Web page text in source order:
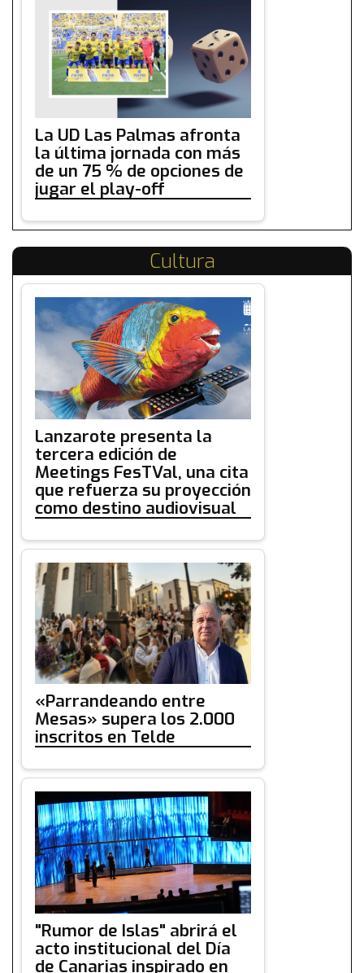
La UD Las Palmas afronta
la última jornada con más
de un 75 % de opciones de
jugar el play-off
Cultura
Lanzarote presenta la
tercera edición de
Meetings FesTVal, una cita
que refuerza su proyección
como destino audiovisual
«Parrandeando entre
Mesas» supera los 2.000
inscritos en Telde
"Rumor de Islas" abrirá el
acto institucional del Día
de Canarias inspirado en